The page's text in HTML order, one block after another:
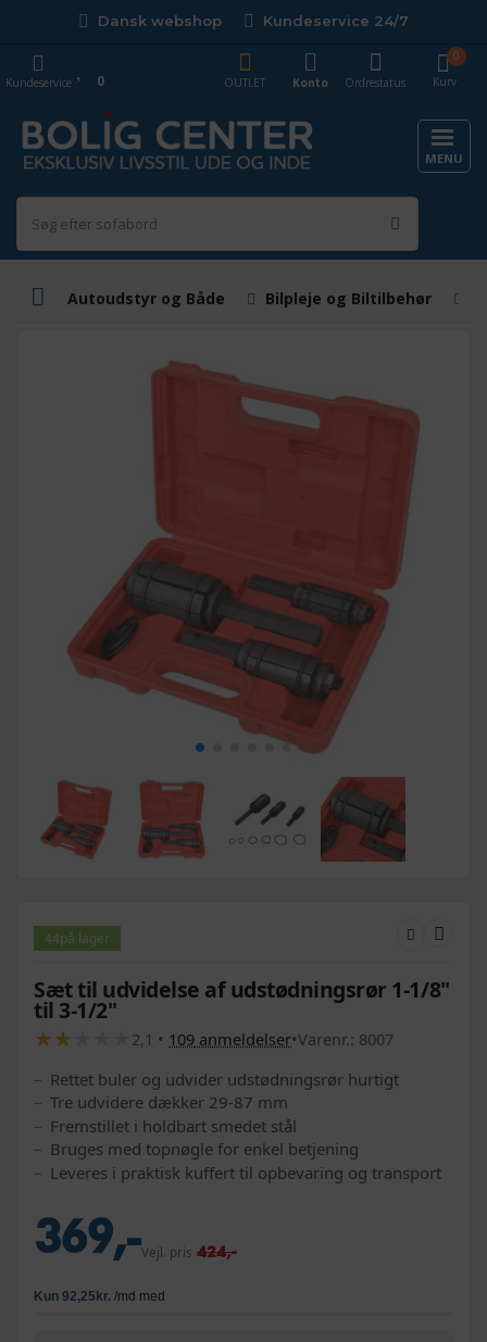
Dansk webshop Kundeservice 24/7
Kurv
0
OUTLET
Konto Ordrestatus
Kundeservice 0
MENU
Autoudstyr og Både Bilpleje og Biltilbehør
44på lager
Sæt til udvidelse af udstødningsrør 1-1/8"
til 3-1/2"
★
★★
★ 2,1 • 109 anmeldelser•Varenr.: 8007
Rettet buler og udvider udstødningsrør hurtigt
Tre udvidere dækker 29-87 mm
Fremstillet i holdbart smedet stål
Bruges med topnøgle for enkel betjening
Leveres i praktisk kuffert til opbevaring og transport
369,-Vejl. pris 424,-